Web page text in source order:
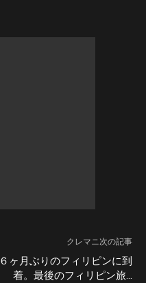
クレマニ次の記事
６ヶ月ぶりのフィリピンに到
着。最後のフィリピン旅…